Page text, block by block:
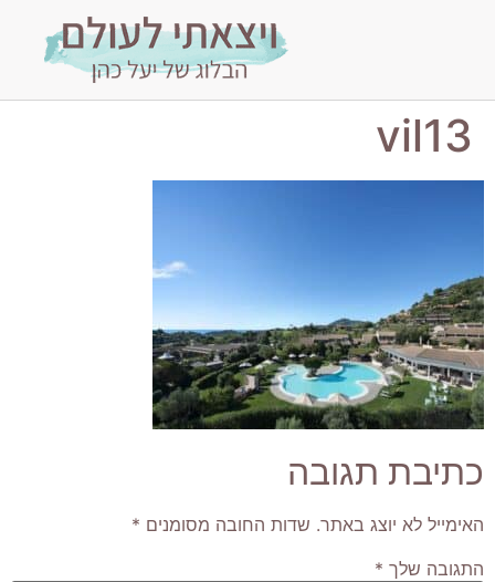
vil13
כתיבת תגובה
האימייל לא יוצג באתר. שדות החובה מסומנים *
התגובה שלך *